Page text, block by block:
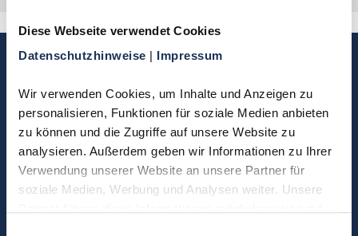
Diese Webseite verwendet Cookies
Datenschutzhinweise | Impressum
Wir verwenden Cookies, um Inhalte und Anzeigen zu
personalisieren, Funktionen für soziale Medien anbieten
zu können und die Zugriffe auf unsere Website zu
analysieren. Außerdem geben wir Informationen zu Ihrer
Verwendung unserer Website an unsere Partner für
soziale Medien, Werbung und Analysen weiter. Unsere
Sie haben Fragen, möchten
Bestellung zurücksenden?
Kontakt